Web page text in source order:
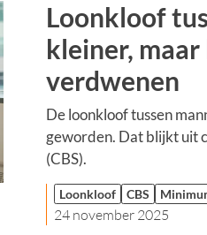
Loonkloof
kleiner,
verdwenen
De loonkloof tussen
geworden. Dat blijkt uit
(CBS).
Loonkloof CBS
24 november 2025